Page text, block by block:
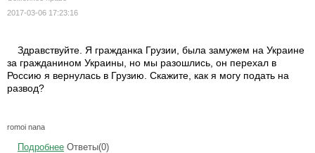
2017-03-06 17:23:16
Здравствуйте. Я гражданка Грузии, была замужем на Украине
за гражданином Украины, но мы разошлись, он перехал в
Россию я вернулась в Грузию. Скажите, как я могу подать на
развод?
romoi nana
Подробнее Ответы(0)